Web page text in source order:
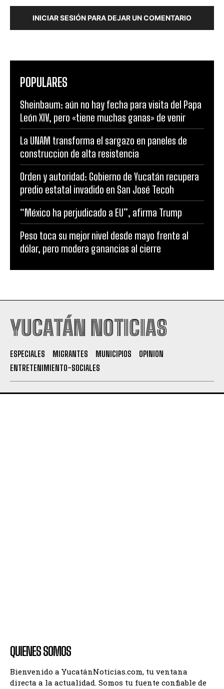
INICIAR SESIÓN PARA DEJAR UN COMENTARIO
POPULARES
Sheinbaum: aún no hay fecha para visita del Papa
León XIV, pero «tiene muchas ganas» de venir
La UNAM transforma el sargazo en paneles de
construccion de alta resistencia
Orden y autoridad: Gobierno de Yucatán recupera
predio estatal invadido en San José Tecoh
“México ha perjudicado a EU”, afirma Trump
Peso toca su mejor nivel desde mayo frente al
dólar, pero modera ganancias al cierre
YUCATÁN NOTICIAS
ESPECIALES MIGRANTES MUNICIPIOS
OPINION
ENTRETENIMIENTO-SOCIALES
QUIENES SOMOS
Bienvenido a YucatánNoticias.com, tu ventana
directa a la actualidad. Somos tu fuente confiable de